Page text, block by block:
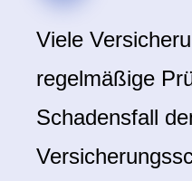
Viele
regelmäßige
Schadensfall